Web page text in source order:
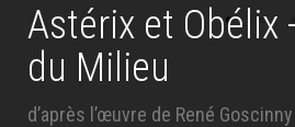
Astérix et Obélix
du Milieu
d’après l’œuvre de René